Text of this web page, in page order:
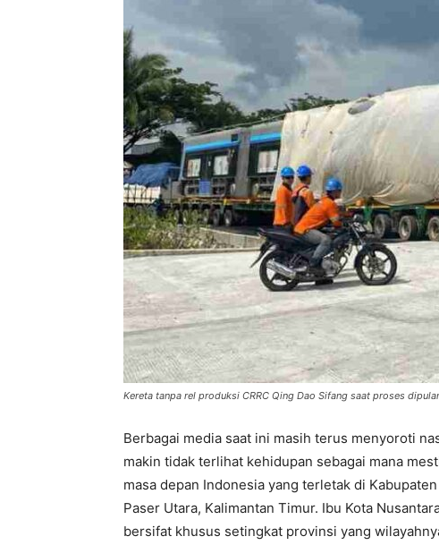
Kereta tanpa rel produksi CRRC Qing Dao Sifang saat proses
Berbagai media saat ini masih terus menyoroti
makin tidak terlihat kehidupan sebagai mana
masa depan Indonesia yang terletak di
Paser Utara, Kalimantan Timur. Ibu Kota
bersifat khusus setingkat provinsi yang